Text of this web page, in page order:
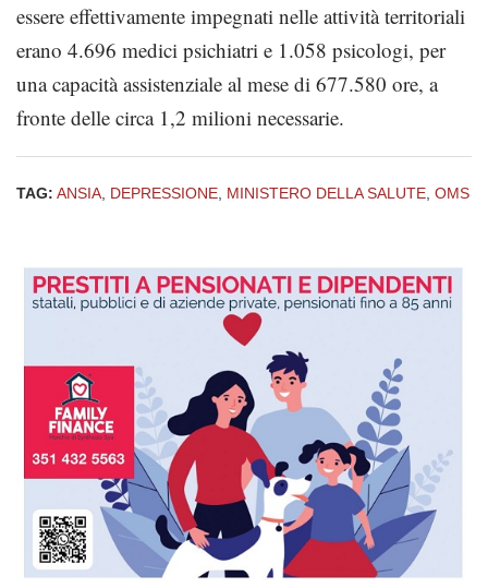
essere effettivamente impegnati nelle attività territoriali
erano 4.696 medici psichiatri e 1.058 psicologi, per
una capacità assistenziale al mese di 677.580 ore, a
fronte delle circa 1,2 milioni necessarie.
TAG: ANSIA DEPRESSIONE MINISTERO DELLA SALUTE OMS